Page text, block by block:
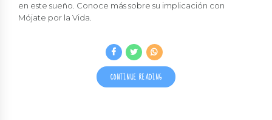
en este sueño. Conoce más sobre su implicación con
Mójate por la Vida.
CONTINUE READING